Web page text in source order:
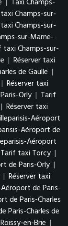
Champs-sur-
Champs-sur-
sur-Marne-
taxi Champs-sur-
| Réserver taxi
de Gaulle |
| Réserver taxi
Orly | Tarif
| Réserver taxi
Aéroport
Aéroport de
Aéroport
Tarif taxi Torcy |
de Paris-Orly |
| Réserver taxi
de Paris-
de Paris-Charles
Paris-Charles de
en-Brie |